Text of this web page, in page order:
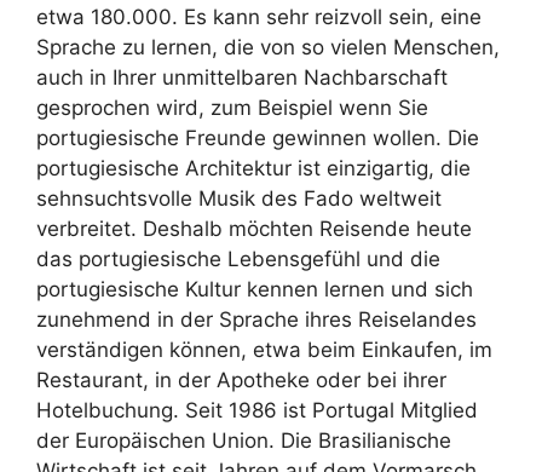
etwa 180.000. Es kann sehr reizvoll sein, eine
Sprache zu lernen, die von so vielen Menschen,
auch in Ihrer unmittelbaren Nachbarschaft
gesprochen wird, zum Beispiel wenn Sie
portugiesische Freunde gewinnen wollen. Die
portugiesische Architektur ist einzigartig, die
sehnsuchtsvolle Musik des Fado weltweit
verbreitet. Deshalb möchten Reisende heute
das portugiesische Lebensgefühl und die
portugiesische Kultur kennen lernen und sich
zunehmend in der Sprache ihres Reiselandes
verständigen können, etwa beim Einkaufen, im
Restaurant, in der Apotheke oder bei ihrer
Hotelbuchung. Seit 1986 ist Portugal Mitglied
der Europäischen Union. Die Brasilianische